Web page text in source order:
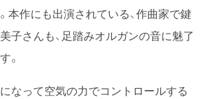
本作にも出演されている、作曲家で鍵
子さんも、足踏みオルガンの音に魅了
。
なって空気の力でコントロールする